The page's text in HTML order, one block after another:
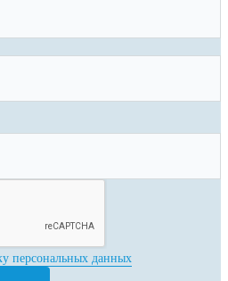
персональных данных